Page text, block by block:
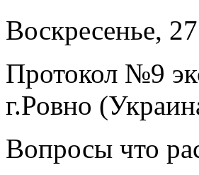
Воскресенье,
Протокол №9
г.Ровно
Вопросы что